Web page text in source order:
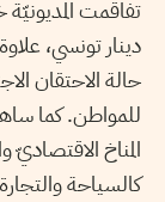
حالة الاحتقان
للمواطن. كما
المناخ
كالسياحة